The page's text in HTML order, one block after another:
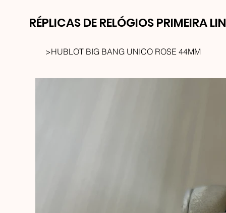
RÉPLICAS DE RELÓGIOS PRIMEIRA
>HUBLOT BIG BANG UNICO ROSE 44MM